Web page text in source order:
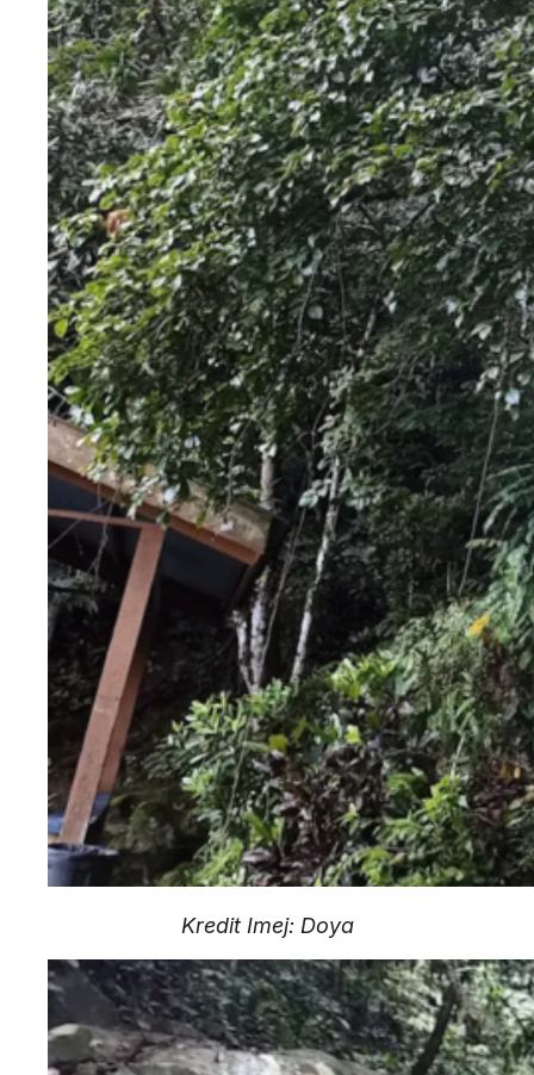
Kredit Imej: Doya